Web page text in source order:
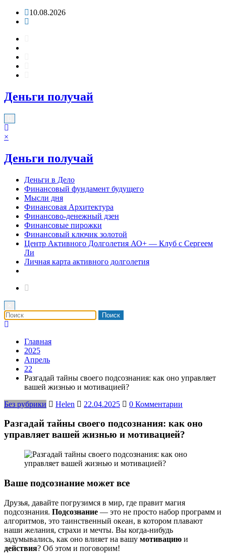
Перейти10.08.2026
Деньги получай
×
Деньги получай
Деньги в Дело
Финансовый фундамент будущего
Мысли дня
Финансовая Архитектура
Финансово-денежный дзен
Финансовые пирожки
Финансовый ключик золотой
Центр Активного Долголетия АО+ — Клуб с Сергеем
Ли
Личная карта активного долголетия
Главная
2025
Апрель
22
Разгадай тайны своего подсознания: как оно управляет
вашей жизнью и мотивацией?
Без рубрики
Helen 22.04.2025 0 Комментарии
Разгадай тайны своего подсознания: как оно
управляет вашей жизнью и мотивацией?
Ваше подсознание может все
Друзья, давайте погрузимся в мир, где правит магия
подсознания. Подсознание — это не просто набор программ и
алгоритмов, это таинственный океан, в котором плавают
наши желания, страхи и мечты. Вы когда-нибудь
задумывались, как оно влияет на вашу мотивацию и
действия? Об этом и поговорим!